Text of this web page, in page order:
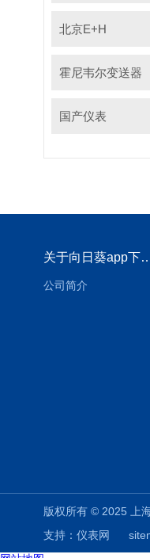
北京E+H
霍尼韦尔变送器
国产仪表
关于向日葵app下载安
公司简介
版权所有 © 2025 上
支持： 仪表网